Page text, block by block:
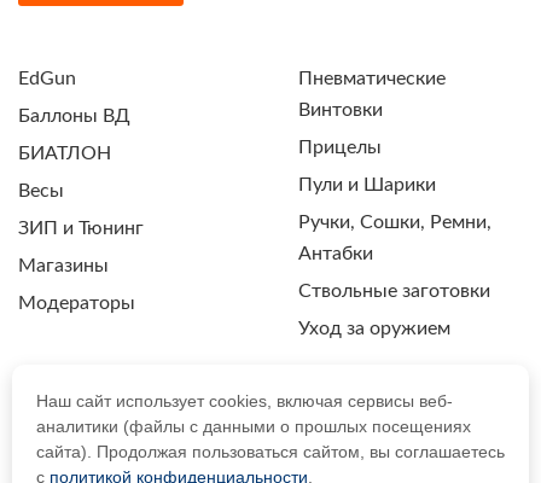
EdGun
Баллоны ВД
БИАТЛОН
Весы
ЗИП и Тюнинг
Магазины
Модераторы
Пневматические
Винтовки
Прицелы
Пули и Шарики
Ручки, Сошки, Ремни,
Антабки
Ствольные заготовки
Уход за оружием
ПОЛИТИКА КОНФИДЕНЦИАЛЬНОСТИ
Наш сайт использует cookies, включая сервисы веб-
аналитики (файлы с данными о прошлых посещениях
сайта). Продолжая пользоваться сайтом, вы соглашаетесь
с политикой конфиденциальности